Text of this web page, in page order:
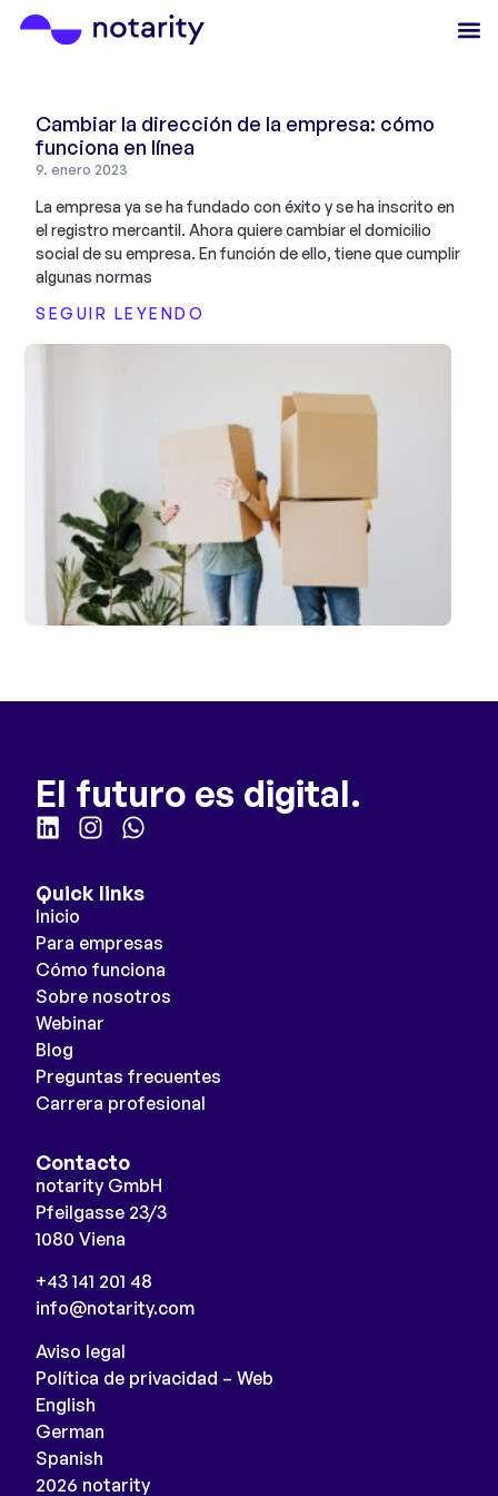
Cambiar la dirección de la empresa: cómo
funciona en línea
9. enero 2023
La empresa ya se ha fundado con éxito y se ha inscrito en
el registro mercantil. Ahora quiere cambiar el domicilio
social de su empresa. En función de ello, tiene que cumplir
algunas normas
SEGUIR LEYENDO
El futuro es digital.
Quick links
Inicio
Para empresas
Cómo funciona
Sobre nosotros
Webinar
Blog
Preguntas frecuentes
Carrera profesional
Contacto
notarity GmbH
Pfeilgasse 23/3
1080 Viena
+43 141 201 48
info@notarity.com
2026 notarity
Aviso legal
Política de privacidad – Web
English
German
Spanish